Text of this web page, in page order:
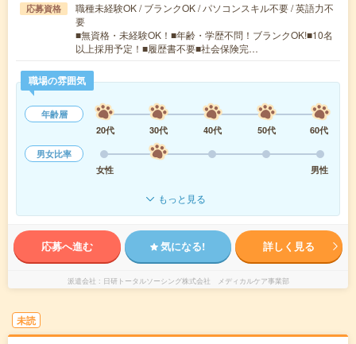
応募資格
職種未経験OK / ブランクOK / パソコンスキル不要 / 英語力不
要
■無資格・未経験OK！■年齢・学歴不問！ブランクOK!■10名
以上採用予定！■履歴書不要■社会保険完…
職場の雰囲気
年齢層
20代
30代 40代 50代
60代
男女比率
女性
男性
もっと見る
応募へ進む 気になる! 詳しく見る
派遣会社 日研トータルソーシング株式会社 メディカルケア事業部
未読